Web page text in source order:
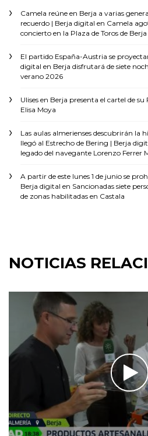
Camela reúne en Berja a varias
recuerdo | Berja digital en Camela
concierto en la Plaza de Toros de Berja
El partido España-Austria se
digital en Berja disfrutará de siete
verano 2026
Ulises en Berja presenta el cartel de
Elisa Moya
Las aulas almerienses descubrirán la
llegó al Estrecho de Bering | Berja
legado del navegante Lorenzo Ferrer
A partir de este lunes 1 de junio se
Berja digital en Sancionadas siete
de zonas habilitadas en Castala
NOTICIAS